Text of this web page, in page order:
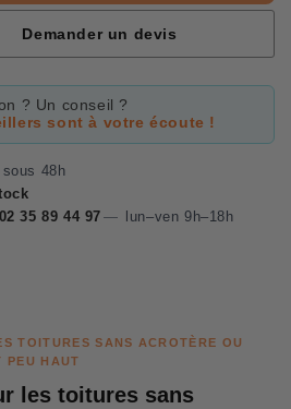
Demander un devis
? Un conseil ?
sont à votre écoute !
48h
02 35 89 44 97 — lun–ven 9h–18h
TOITURES SANS ACROTÈRE OU
PEU HAUT
les toitures sans